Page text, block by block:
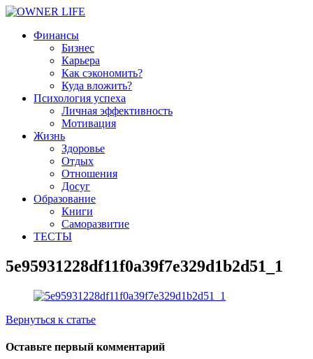
Финансы
Бизнес
Карьера
Как сэкономить?
Куда вложить?
Психология успеха
Личная эффективность
Мотивация
Жизнь
Здоровье
Отдых
Отношения
Досуг
Образование
Книги
Саморазвитие
ТЕСТЫ
5e95931228df11f0a39f7e329d1b2d51_1
Вернуться к статье
Оставьте первый комментарий